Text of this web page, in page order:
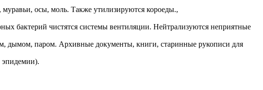
осы, моль. Также утилизируются короеды.,
бактерий чистятся системы вентиляции. Нейтрализуются неприятные
дымом, паром. Архивные документы, книги, старинные рукописи для
эпидемии).